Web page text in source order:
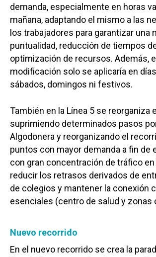
demanda, especialmente en horas
mañana, adaptando el mismo a las
los trabajadores para garantizar una
puntualidad, reducción de tiempos
optimización de recursos. Además,
modificación solo se aplicaría en
sábados, domingos ni festivos.
También en la Línea 5 se reorganiza
suprimiendo determinados pasos
Algodonera y reorganizando el
puntos con mayor demanda a fin de
con gran concentración de tráfico
reducir los retrasos derivados de
de colegios y mantener la conexión
esenciales (centro de salud y zonas
Nuevo recorrido
En el nuevo recorrido se crea la